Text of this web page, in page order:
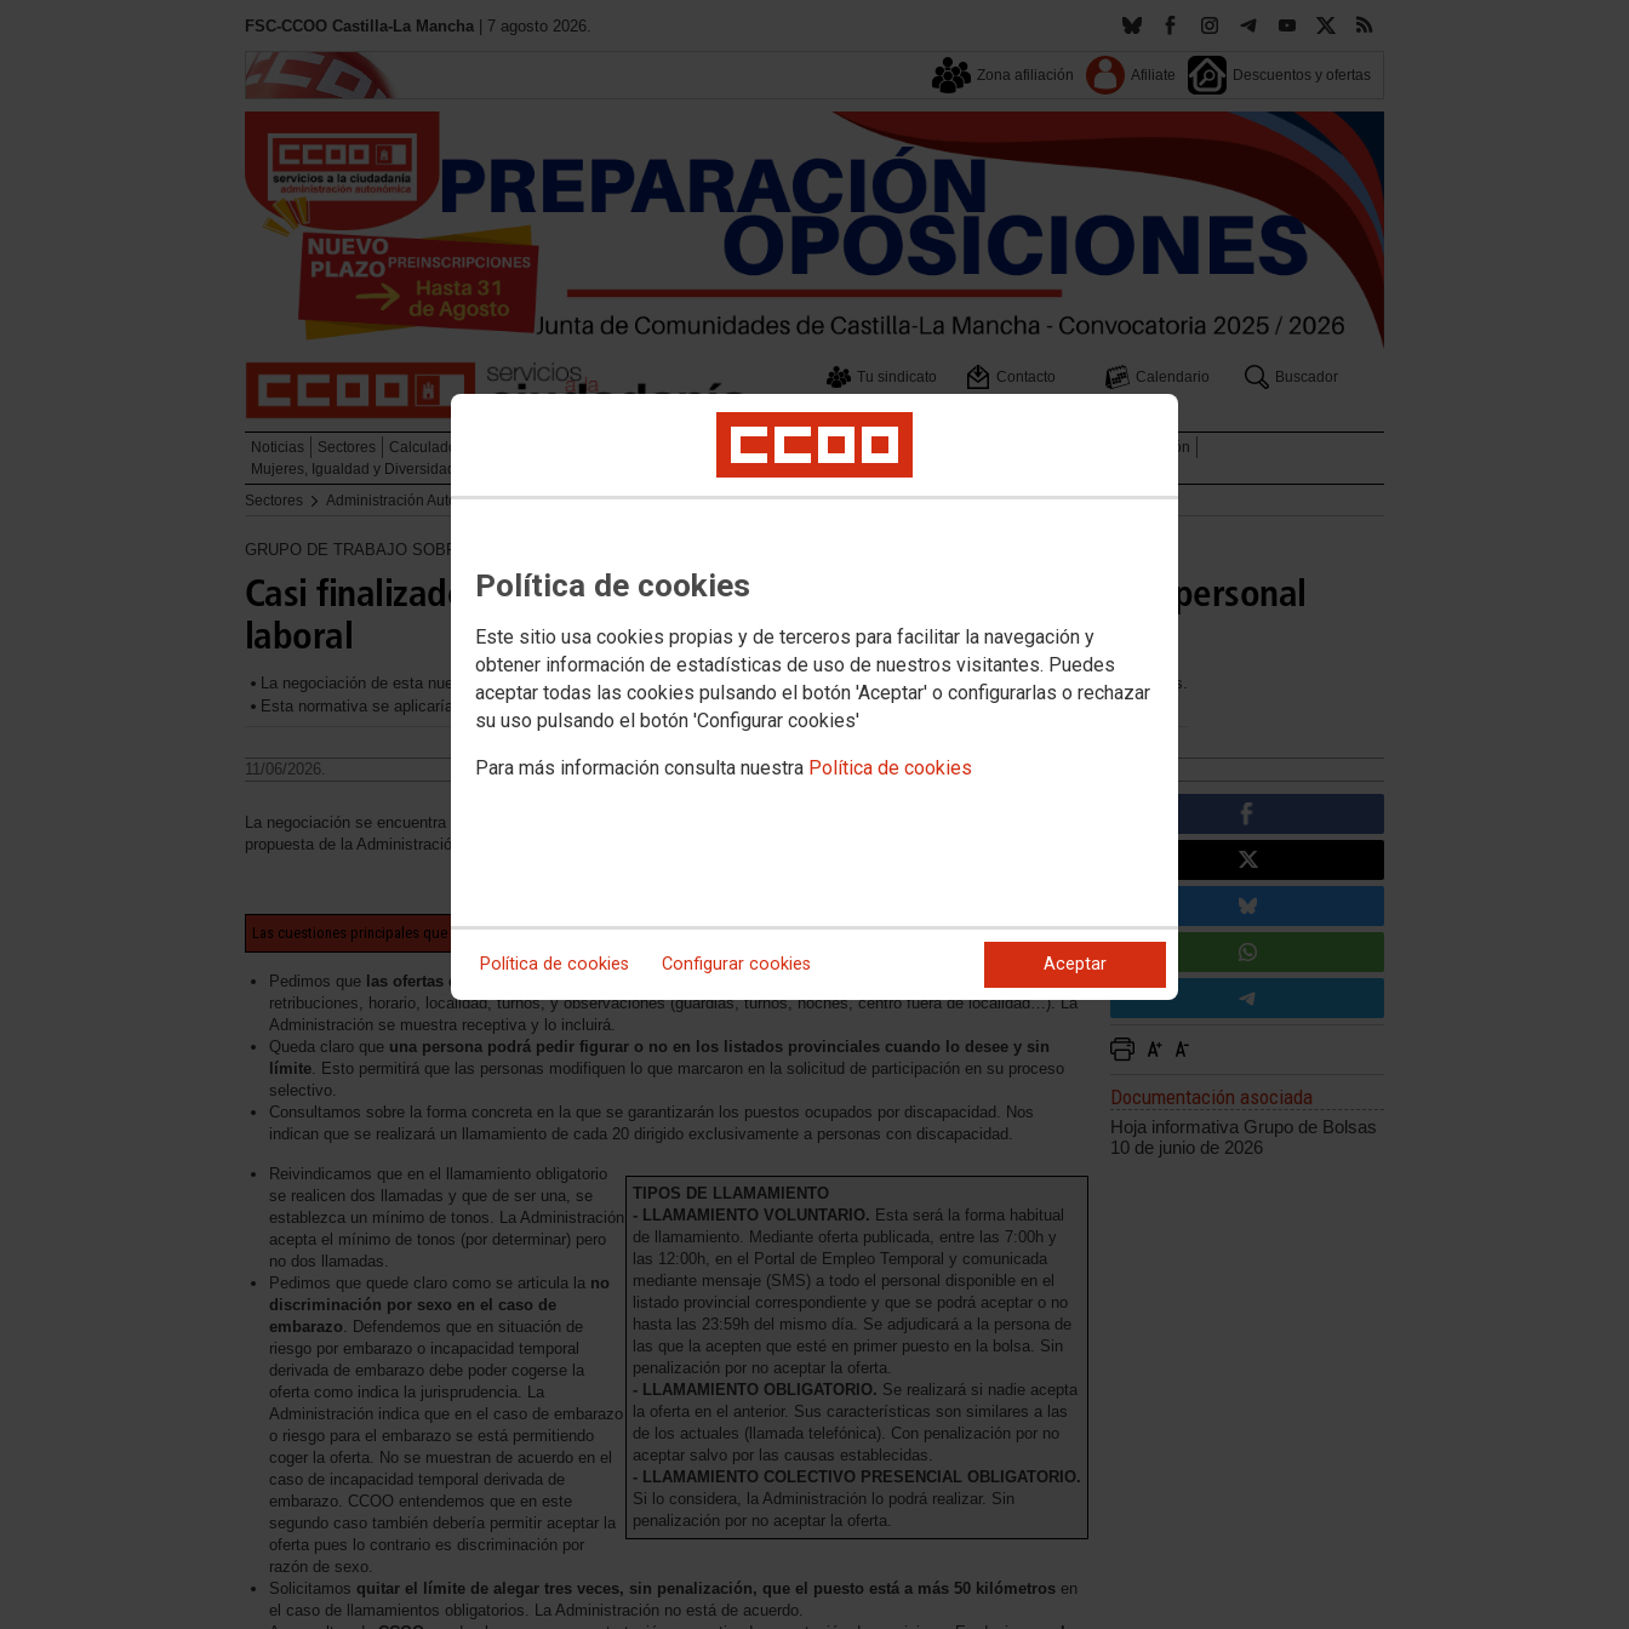
Política de cookies
Este sitio usa cookies propias y de terceros para facilitar la navegación y
obtener información de estadísticas de uso de nuestros visitantes. Puedes
aceptar todas las cookies pulsando el botón 'Aceptar' o configurarlas o rechazar
su uso pulsando el botón 'Configurar cookies'
Para más información consulta nuestra Política de cookies
Política de cookies Configurar cookies Aceptar
FSC-CCOO Castilla-La Mancha | 7 agosto 2026.
Zona afiliación Afiliate Descuentos y ofertas
Tu sindicato Contacto Calendario
Buscador
Tu sector
Noticias Sectores Calculadora Jubilación Parcial de personal laboral de la JCCM
Formación
Mujeres, Igualdad y Diversidad
Sectores
Administración Autonómica PERSONAL LABORAL Mesas de negociación
GRUPO DE TRABAJO SOBRE EL REGLAMENTO DE BOLSAS
Casi finalizado el nuevo reglamento de bolsas de trabajo de personal
laboral
La negociación de esta nueva normativa se encuentra en su fase final y cerca del acuerdo. Hoy se han repasado algunos aspectos.
Esta normativa se aplicaría si se aprueba el IX Convenio Colectivo y afectaría a todas las bolsas.
11/06/2026.
La negociación se encuentra bastante avanzada tras varias reuniones. Hoy hemos repasado una nueva versión de la
propuesta de la Administración.
Las cuestiones principales que planteado desdeCCOOson:
Pedimos que las ofertas deben incluir unos datos mínimos
retribuciones, horario, localidad, turnos, y observaciones (guardias, turnos, noches, centro fuera de localidad…). La
Administración se muestra receptiva y lo incluirá.
Queda claro que una persona podrá pedir figurar o no en los listados provinciales cuando lo desee y sin
límite. Esto permitirá que las personas modifiquen lo que marcaron en la solicitud de participación en su proceso
selectivo.
Consultamos sobre la forma concreta en la que se garantizarán los puestos ocupados por discapacidad. Nos
indican que se realizará un llamamiento de cada 20 dirigido exclusivamente a personas con discapacidad.
TIPOS DE LLAMAMIENTO
- LLAMAMIENTO VOLUNTARIO. Esta será la forma habitual
de llamamiento. Mediante oferta publicada, entre las 7:00h y
las 12:00h, en el Portal de Empleo Temporal y comunicada
mediante mensaje (SMS) a todo el personal disponible en el
listado provincial correspondiente y que se podrá aceptar o no
hasta las 23:59h del mismo día. Se adjudicará a la persona de
las que la acepten que esté en primer puesto en la bolsa. Sin
penalización por no aceptar la oferta.
- LLAMAMIENTO OBLIGATORIO. Se realizará si nadie acepta
la oferta en el anterior. Sus características son similares a las
de los actuales (llamada telefónica). Con penalización por no
aceptar salvo por las causas establecidas.
- LLAMAMIENTO COLECTIVO PRESENCIAL OBLIGATORIO.
Si lo considera, la Administración lo podrá realizar. Sin
penalización por no aceptar la oferta.
Reivindicamos que en el llamamiento obligatorio
se realicen dos llamadas y que de ser una, se
establezca un mínimo de tonos. La Administración
acepta el mínimo de tonos (por determinar) pero
no dos llamadas.
Pedimos que quede claro como se articula la no
discriminación por sexo en el caso de
embarazo. Defendemos que en situación de
riesgo por embarazo o incapacidad temporal
derivada de embarazo debe poder cogerse la
oferta como indica la jurisprudencia. La
Administración indica que en el caso de embarazo
o riesgo para el embarazo se está permitiendo
coger la oferta. No se muestran de acuerdo en el
caso de incapacidad temporal derivada de
embarazo. CCOO entendemos que en este
segundo caso también debería permitir aceptar la
oferta pues lo contrario es discriminación por
razón de sexo.
Solicitamos quitar el límite de alegar tres veces, sin penalización, que el puesto está a más 50 kilómetros en
el caso de llamamientos obligatorios. La Administración no está de acuerdo.
Documentación asociada
Hoja informativa Grupo de Bolsas
10 de junio de 2026